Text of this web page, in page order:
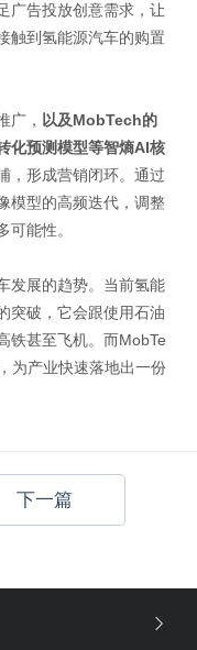
广告投放创意需求，让
触到氢能源汽车的购置
广， 以及MobTech的
化预测模型等智熵AI核
，形成营销闭环。通过
模型的高频迭代，调整
能性。
发展的趋势。当前氢能
突破，它会跟使用石油
铁甚至飞机。而MobTe
为产业快速落地出一份
下一篇